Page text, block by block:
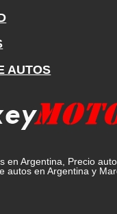
AUTOS
en Argentina, Precio
autos en Argentina y